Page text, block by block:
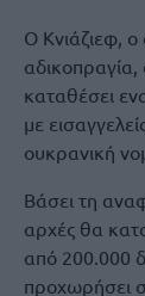
Ο Κνιάζιεφ, ο
καταθέσει
με
ουκρανική
Βάσει τη
αρχές θα
από 200.000
προχωρήσει